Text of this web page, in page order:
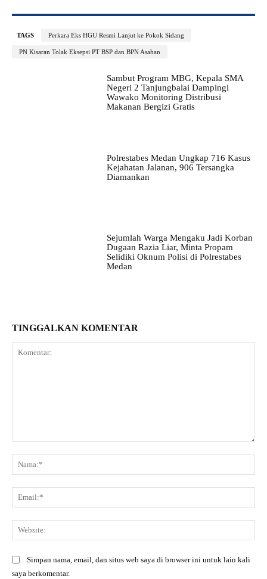
TAGS Perkara Eks HGU Resmi Lanjut ke Pokok Sidang
PN Kisaran Tolak Eksepsi PT BSP dan BPN Asahan
Sambut Program MBG, Kepala SMA
Negeri 2 Tanjungbalai Dampingi
Wawako Monitoring Distribusi
Makanan Bergizi Gratis
Polrestabes Medan Ungkap 716 Kasus
Kejahatan Jalanan, 906 Tersangka
Diamankan
Sejumlah Warga Mengaku Jadi Korban
Dugaan Razia Liar, Minta Propam
Selidiki Oknum Polisi di Polrestabes
Medan
TINGGALKAN KOMENTAR
Simpan nama, email, dan situs web saya di browser ini untuk lain kali
saya berkomentar.